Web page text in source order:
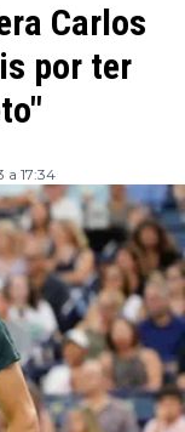
Carlos
por ter
a 17:34